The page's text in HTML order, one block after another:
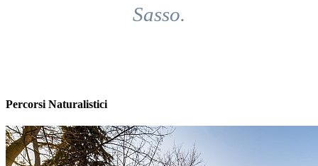
Sasso.
Percorsi Naturalistici